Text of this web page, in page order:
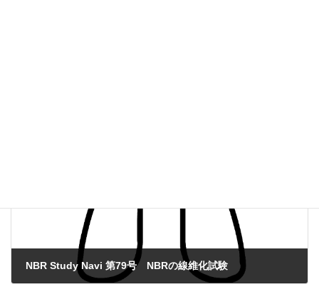
NBR Study Navi 第79号 NBRの線維化試験